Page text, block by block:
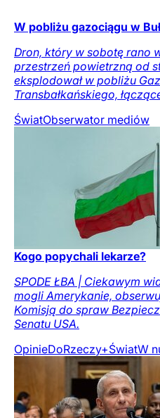
W pobliżu gazociągu w
Dron, który w sobotę rano
przestrzeń powietrzną od
eksplodował w pobliżu
Transbałkańskiego,
ŚwiatObserwator mediów
Kogo popychali lekarze?
SPODE ŁBA | Ciekawym
mogli Amerykanie,
Komisją do spraw
Senatu USA.
OpinieDoRzeczy+ŚwiatW